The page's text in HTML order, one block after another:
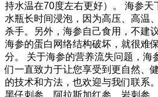
持水温在70度左右更好）。 海参天
水瓶长时间浸泡，因为高压、高温
杀手。另外，海参自己食用，不建
海参的蛋白网络结构破坏，就很难
分。 关于海参的营养流失问题，海
们一直致力于让您享受到更自然、
的技术和方法，也欢迎与我们联系